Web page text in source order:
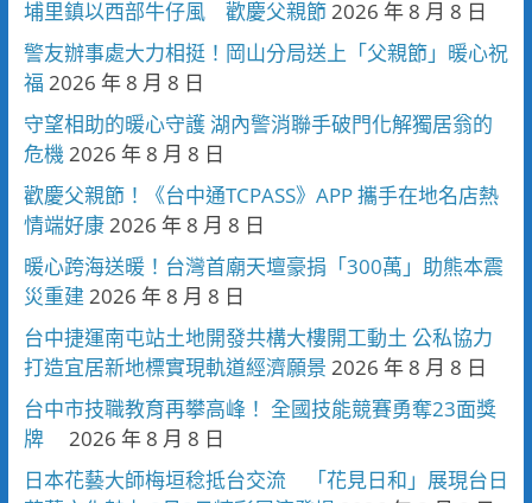
埔里鎮以西部牛仔風 歡慶父親節2026 年 8 月 8 日
警友辦事處大力相挺！岡山分局送上「父親節」暖心祝
福 2026 年 8 月 8 日
守望相助的暖心守護 湖內警消聯手破門化解獨居翁的
危機2026 年 8 月 8 日
歡慶父親節！《台中通TCPASS》APP 攜手在地名店熱
情端好康2026 年 8 月 8 日
暖心跨海送暖！台灣首廟天壇豪捐「300萬」助熊本震
災重建 2026 年 8 月 8 日
台中捷運南屯站土地開發共構大樓開工動土 公私協力
打造宜居新地標實現軌道經濟願景 2026 年 8 月 8 日
台中市技職教育再攀高峰！ 全國技能競賽勇奪23面獎
牌
2026 年 8 月 8 日
日本花藝大師梅垣稔抵台交流 「花見日和」展現台日